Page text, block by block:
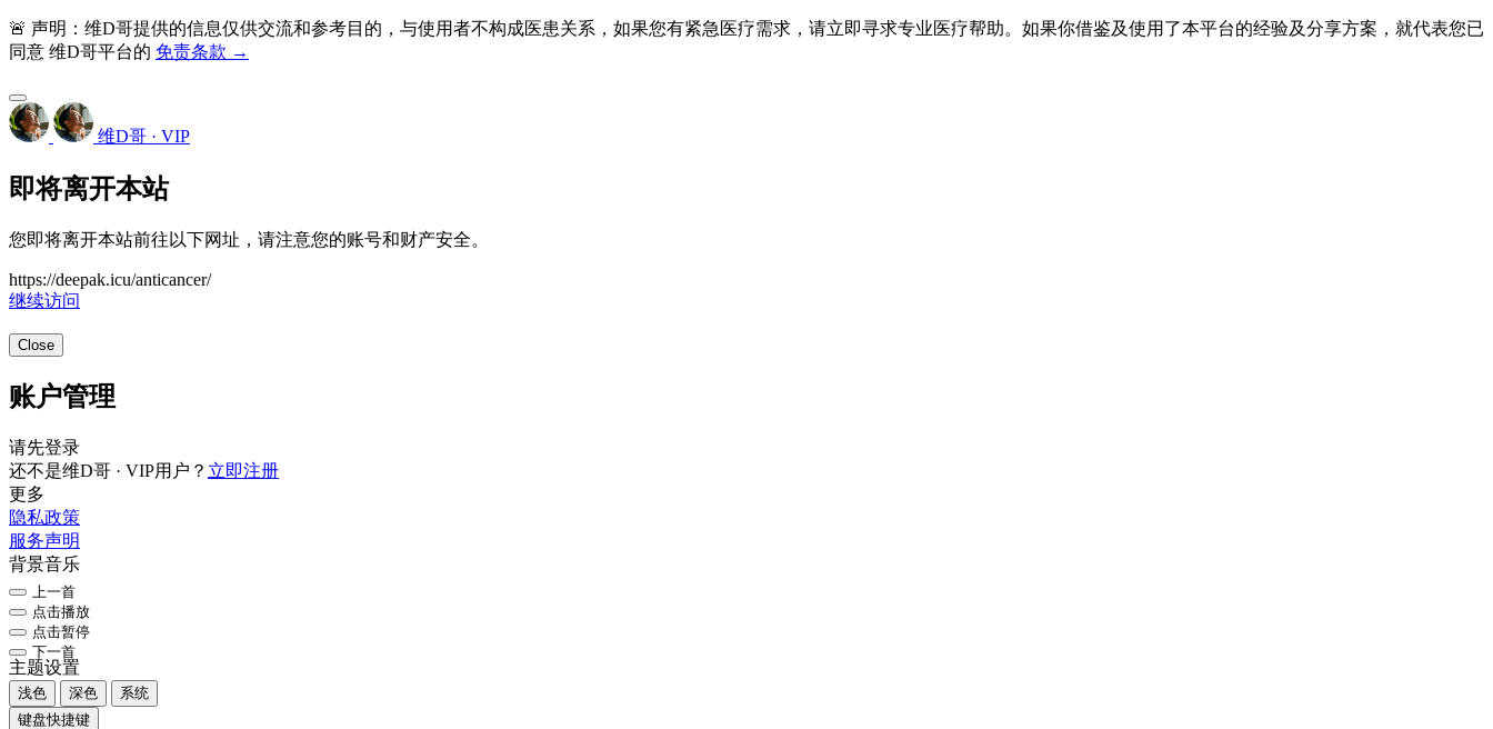
🚨 声明：维D哥提供的信息仅供交流和参考目的，与使用者不构成医患关系，如果您有紧急医疗需求，请立即寻求专业医疗帮助。如果你借鉴及使用了本平台的经验及分享方案，就代表您已
同意 维D哥平台的 免责条款 →
维D哥 · VIP
即将离开本站
您即将离开本站前往以下网址，请注意您的账号和财产安全。
https://deepak.icu/anticancer/
继续访问
Close
账户管理
请先登录
还不是维D哥 · VIP用户？ 立即注册
更多
隐私政策
服务声明
背景音乐
上一首
点击播放
点击暂停
下一首
主题设置
浅色 深色
系统
键盘快捷键